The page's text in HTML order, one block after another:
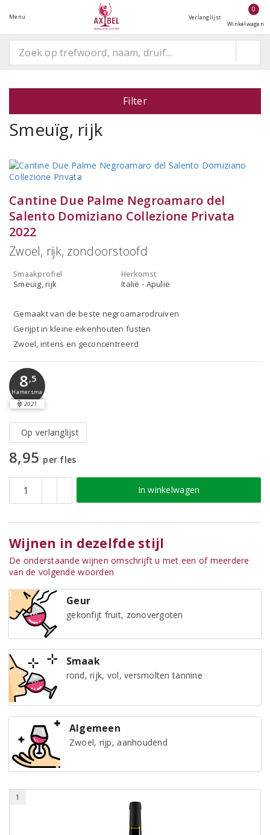
Menu Verlanglijst
0
Winkelwagen
Filter
Smeuïg, rijk
Cantine Due Palme Negroamaro del
Salento Domiziano Collezione Privata
2022
Zwoel, rijk, zondoorstoofd
Smaakprofiel
Smeuïg, rijk
Herkomst
Italië - Apulië
Gemaakt van de beste negroamarodruiven
Gerijpt in kleine eikenhouten fusten
Zwoel, intens en geconcentreerd
8,5
Hamersma
2021
Op verlanglijst
8,95 per fles
In winkelwagen
Wijnen in dezelfde stijl
De onderstaande wijnen omschrijft u met een of meerdere
van de volgende woorden
Geur
gekonfijt fruit, zonovergoten
Smaak
rond, rijk, vol, versmolten tannine
Algemeen
Zwoel, rijp, aanhoudend
1